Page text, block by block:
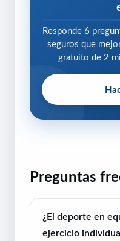
Responde 6
seguros que
gratuito de 2
Preguntas
¿El deporte en
ejercicio